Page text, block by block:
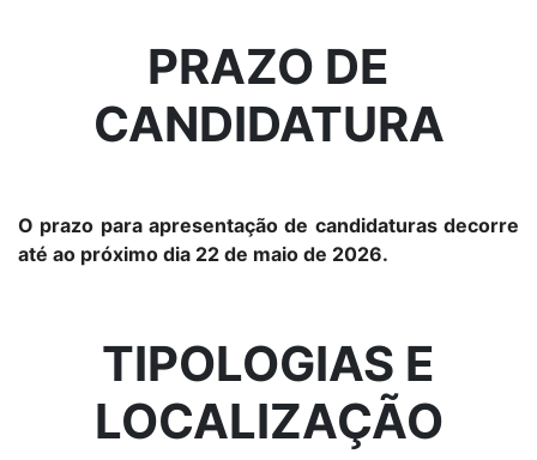
PRAZO DE
CANDIDATURA
O prazo para apresentação de candidaturas decorre
até ao próximo dia 22 de maio de 2026.
TIPOLOGIAS E
LOCALIZAÇÃO